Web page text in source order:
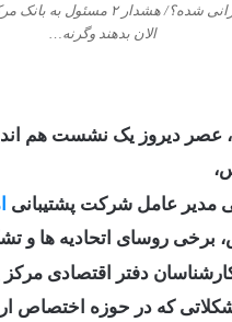
الان بدهند وگرنه…
عصر دیروز یک نشست هم
مدیر عامل شرکت پشتیبانی
روسای اتحادیه ها و
دفتر اقتصادی
ارز 4200 تومانی به واردات نهاده